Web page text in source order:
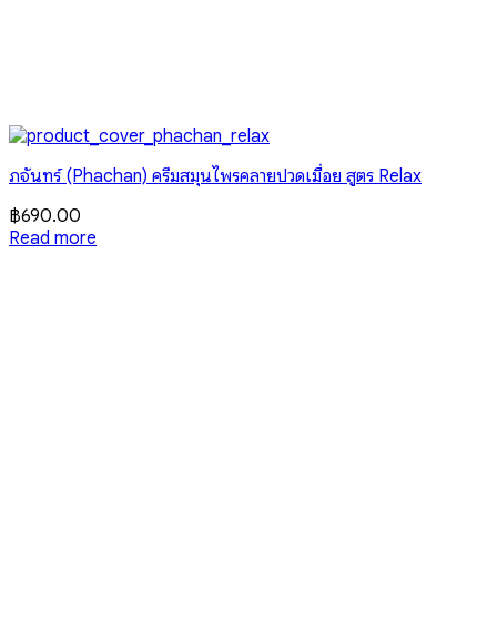
ภจันทร์ (Phachan) ครีมสมุนไพรคลายปวดเมื่อย สูตร Relax
฿690.00
Read more